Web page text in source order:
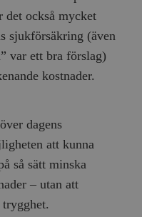
det också mycket
sjukförsäkring (även
var ett bra förslag)
kostnader.
dagens
att kunna
så sätt minska
– utan att